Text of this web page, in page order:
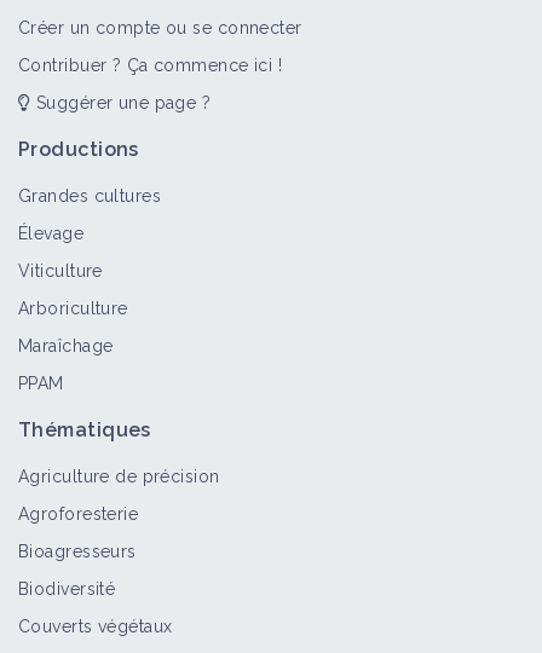
Créer un compte ou se connecter
Contribuer ? Ça commence ici !
Suggérer une page ?
Productions
Grandes cultures
Élevage
Viticulture
Arboriculture
Maraîchage
PPAM
Thématiques
Agriculture de précision
Agroforesterie
Bioagresseurs
Biodiversité
Couverts végétaux